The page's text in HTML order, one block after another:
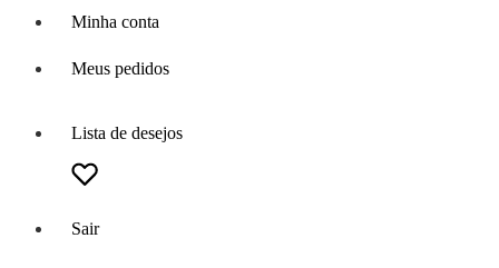
Minha conta
Meus pedidos
Lista de desejos
Sair